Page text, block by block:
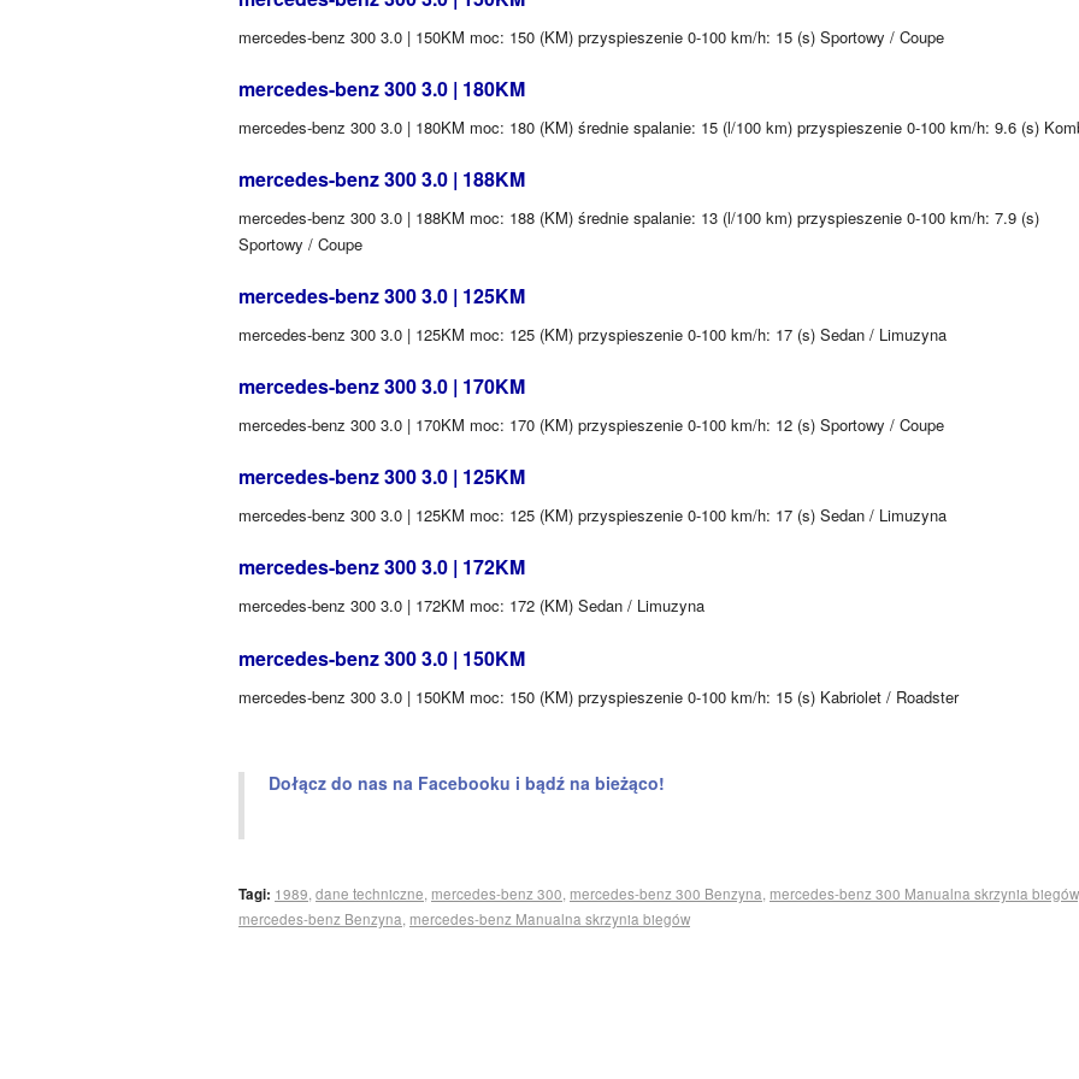
mercedes-benz 300 3.0 | 150KM moc: 150 (KM) przyspieszenie 0-100 km/h: 15 (s) Sportowy / Coupe
mercedes-benz 300 3.0 | 180KM
mercedes-benz 300 3.0 | 180KM moc: 180 (KM) średnie spalanie: 15 (l/100 km) przyspieszenie 0-100 km/h: 9.6 (s)
mercedes-benz 300 3.0 | 188KM
mercedes-benz 300 3.0 | 188KM moc: 188 (KM) średnie spalanie: 13 (l/100 km) przyspieszenie 0-100 km/h: 7.9 (s)
Sportowy / Coupe
mercedes-benz 300 3.0 | 125KM
mercedes-benz 300 3.0 | 125KM moc: 125 (KM) przyspieszenie 0-100 km/h: 17 (s) Sedan / Limuzyna
mercedes-benz 300 3.0 | 170KM
mercedes-benz 300 3.0 | 170KM moc: 170 (KM) przyspieszenie 0-100 km/h: 12 (s) Sportowy / Coupe
mercedes-benz 300 3.0 | 125KM
mercedes-benz 300 3.0 | 125KM moc: 125 (KM) przyspieszenie 0-100 km/h: 17 (s) Sedan / Limuzyna
mercedes-benz 300 3.0 | 172KM
mercedes-benz 300 3.0 | 172KM moc: 172 (KM) Sedan / Limuzyna
mercedes-benz 300 3.0 | 150KM
mercedes-benz 300 3.0 | 150KM moc: 150 (KM) przyspieszenie 0-100 km/h: 15 (s) Kabriolet / Roadster
Dołącz do nas na Facebooku i bądź na bieżąco!
Tagi: 1989 dane techniczne mercedes-benz 300 mercedes-benz 300 Benzyna mercedes-benz 300 Manualna skrzynia biegów
mercedes-benz Benzyna mercedes-benz Manualna skrzynia biegów